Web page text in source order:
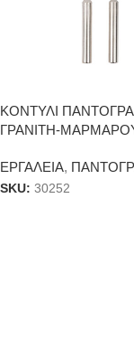
ΚΟΝΤΥΛΙ
ΓΡΑΝΙΤΗ-
ΕΡΓΑΛΕΙΑ,
SKU: 30252